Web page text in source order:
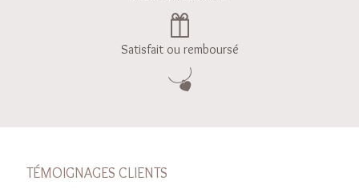
Satisfait ou remboursé
TÉMOIGNAGES CLIENTS